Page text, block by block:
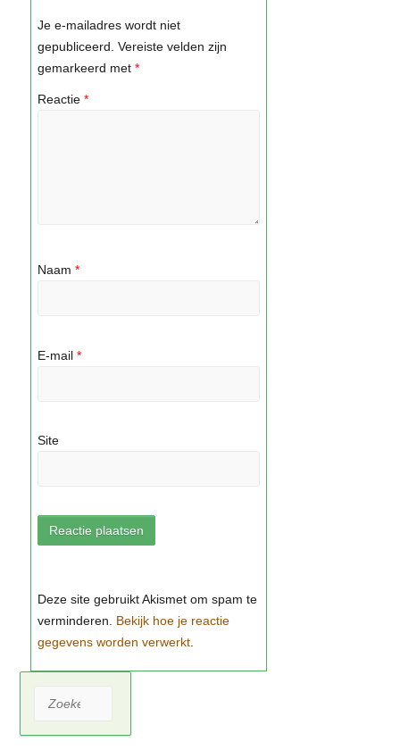
Je e-mailadres wordt niet
gepubliceerd. Vereiste velden zijn
gemarkeerd met *
Reactie *
Naam *
E-mail *
Site
Bekijk hoe je reactie
gegevens worden verwerkt
Zoeken